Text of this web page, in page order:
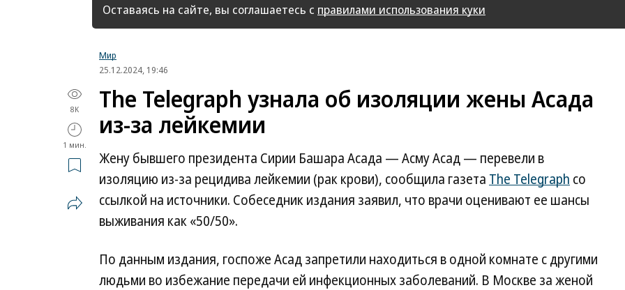
Оставаясь на сайте, вы соглашаетесь с правилами использования куки
Мир
25.12.2024, 19:46
8K
1 мин.
The Telegraph узнала об изоляции жены Асада
из-за лейкемии
Жену бывшего президента Сирии Башара Асада — Асму Асад — перевели в
изоляцию из-за рецидива лейкемии (рак крови), сообщила газета The Telegraph со
ссылкой на источники. Собеседник издания заявил, что врачи оценивают ее шансы
выживания как «50/50».
По данным издания, госпоже Асад запретили находиться в одной комнате с другими
людьми во избежание передачи ей инфекционных заболеваний. В Москве за женой